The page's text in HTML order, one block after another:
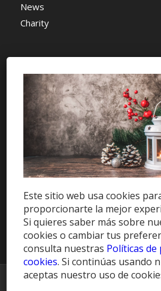
News
Charity
AYUDA Y SOPORTE
Help Center
Support
Tutorials
Get Offers »
© Copyright - HablaCuba Blog
Este sitio web usa cookies
proporcionarte la mejor
Si quieres saber más sobre
cookies o cambiar tus
consulta nuestras Políticas de
cookies. Si continúas usando
aceptas nuestro uso de